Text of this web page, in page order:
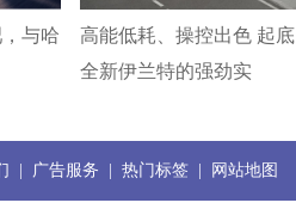
与哈
高能低耗、操控出色 起底
全新伊兰特的强劲实
广告服务 热门标签 网站地图